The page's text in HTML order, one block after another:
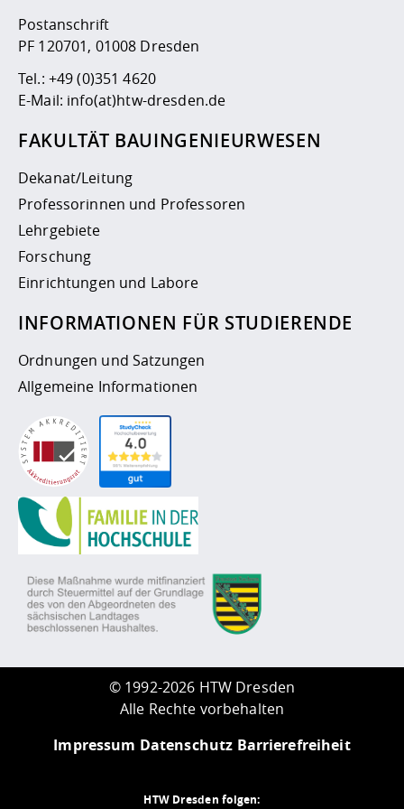
Postanschrift
PF 120701, 01008 Dresden
Tel.: +49 (0)351 4620
E-Mail: info(at)htw-dresden.de
FAKULTÄT BAUINGENIEURWESEN
Dekanat/Leitung
Professorinnen und Professoren
Lehrgebiete
Forschung
Einrichtungen und Labore
INFORMATIONEN FÜR STUDIERENDE
Ordnungen und Satzungen
Allgemeine Informationen
© 1992-2026 HTW Dresden
Alle Rechte vorbehalten
Impressum Datenschutz Barrierefreiheit
HTW Dresden folgen: